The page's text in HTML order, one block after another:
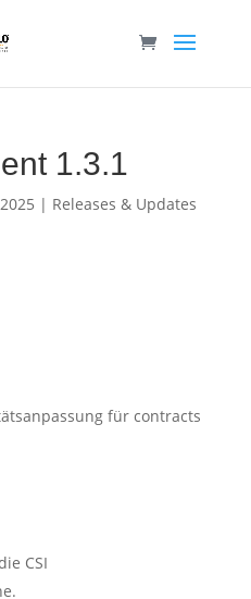
1.3.1
| Releases & Updates
für contracts
CSI